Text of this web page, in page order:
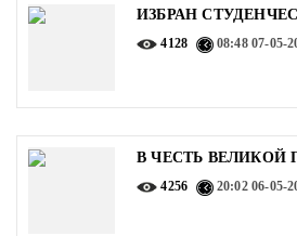
ИЗБРАН
4128 08:4807-05-
В ЧЕСТЬ ВЕЛИКОЙ
4256 20:0206-05-